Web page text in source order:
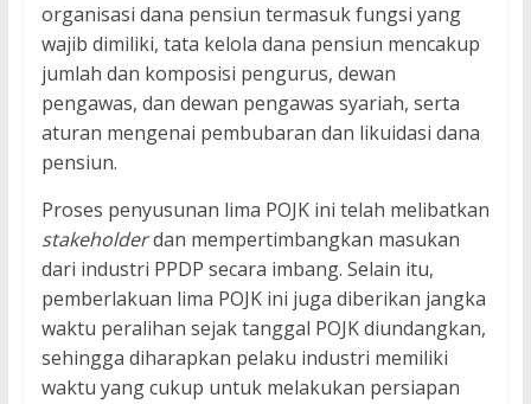
organisasi dana pensiun termasuk fungsi yang
wajib dimiliki, tata kelola dana pensiun mencakup
jumlah dan komposisi pengurus, dewan
pengawas, dan dewan pengawas syariah, serta
aturan mengenai pembubaran dan likuidasi dana
pensiun.
Proses penyusunan lima POJK ini telah melibatkan
stakeholderdan mempertimbangkan masukan
dari industri PPDP secara imbang. Selain itu,
pemberlakuan lima POJK ini juga diberikan jangka
waktu peralihan sejak tanggal POJK diundangkan,
sehingga diharapkan pelaku industri memiliki
waktu yang cukup untuk melakukan persiapan